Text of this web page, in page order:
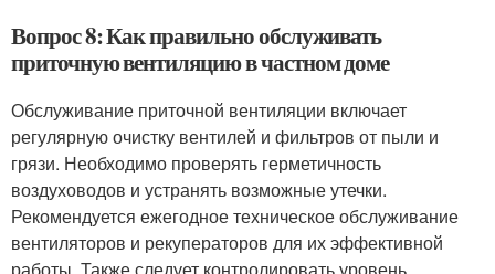
Вопрос 8: Как правильно обслуживать
приточную вентиляцию в частном доме
Обслуживание приточной вентиляции включает
регулярную очистку вентилей и фильтров от пыли и
грязи. Необходимо проверять герметичность
воздуховодов и устранять возможные утечки.
Рекомендуется ежегодное техническое обслуживание
вентиляторов и рекуператоров для их эффективной